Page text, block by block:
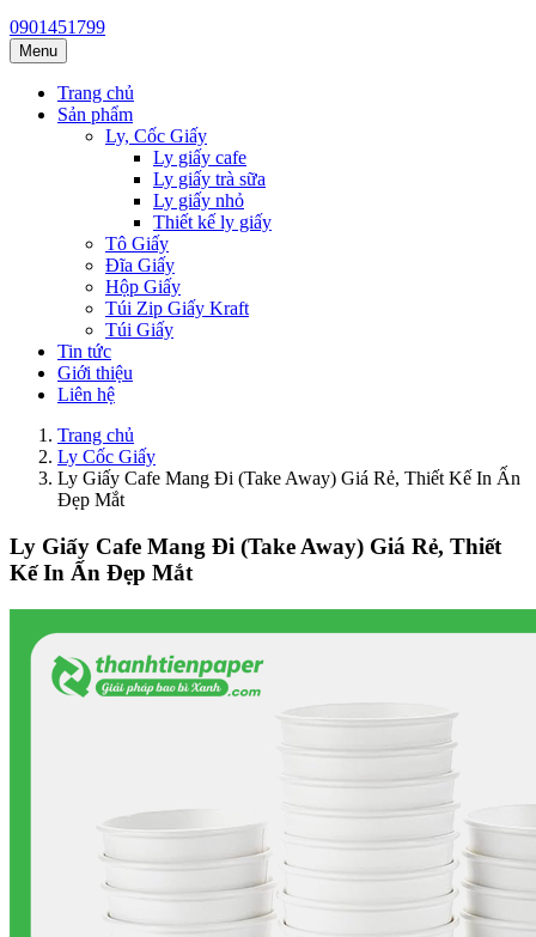
0901451799
Menu
Trang chủ
Sản phẩm
Ly, Cốc Giấy
Ly giấy cafe
Ly giấy trà sữa
Ly giấy nhỏ
Thiết kế ly giấy
Tô Giấy
Đĩa Giấy
Hộp Giấy
Túi Zip Giấy Kraft
Túi Giấy
Tin tức
Giới thiệu
Liên hệ
Trang chủ
Ly Cốc Giấy
Ly Giấy Cafe Mang Đi (Take Away) Giá Rẻ, Thiết Kế In Ấn
Đẹp Mắt
Ly Giấy Cafe Mang Đi (Take Away) Giá Rẻ, Thiết
Kế In Ấn Đẹp Mắt